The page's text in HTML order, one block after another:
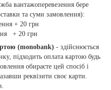
вантажоперевезення бере
та суми замовлення):
+ 20 грн
+ 20 грн
(monobank) - здійснюється
підходить оплата картою будь
обираєте цей спосіб і
реквізити своє карти.